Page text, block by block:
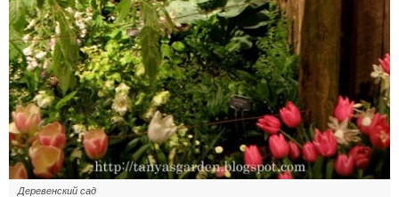
Деревенский сад